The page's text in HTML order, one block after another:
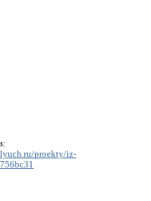
proekty/iz-